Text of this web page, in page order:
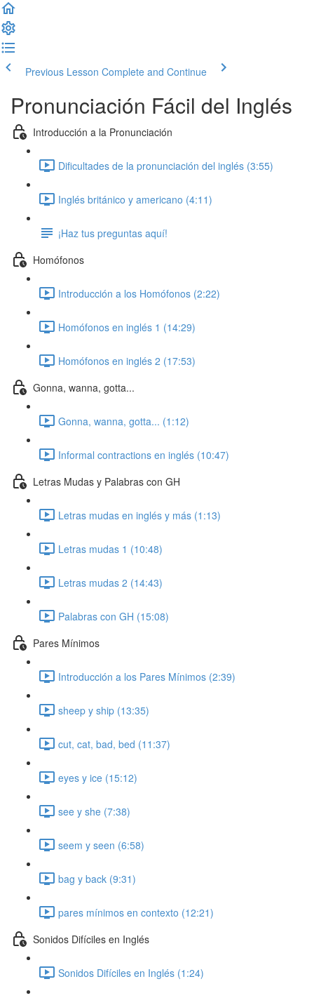
Previous Lesson Complete and Continue
Pronunciación Fácil del Inglés
Introducción a la Pronunciación
Dificultades de la pronunciación del inglés (3:55)
Inglés británico y americano (4:11)
¡Haz tus preguntas aquí!
Homófonos
Introducción a los Homófonos (2:22)
Homófonos en inglés 1 (14:29)
Homófonos en inglés 2 (17:53)
Gonna, wanna, gotta...
Gonna, wanna, gotta... (1:12)
Informal contractions en inglés (10:47)
Letras Mudas y Palabras con GH
Letras mudas en inglés y más (1:13)
Letras mudas 1 (10:48)
Letras mudas 2 (14:43)
Palabras con GH (15:08)
Pares Mínimos
Introducción a los Pares Mínimos (2:39)
sheep y ship (13:35)
cut, cat, bad, bed (11:37)
eyes y ice (15:12)
see y she (7:38)
seem y seen (6:58)
bag y back (9:31)
pares mínimos en contexto (12:21)
Sonidos Difíciles en Inglés
Sonidos Difíciles en Inglés (1:24)